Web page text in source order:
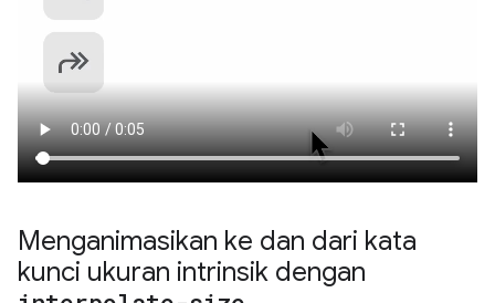
Menganimasikan ke dan dari kata
kunci ukuran intrinsik dengan